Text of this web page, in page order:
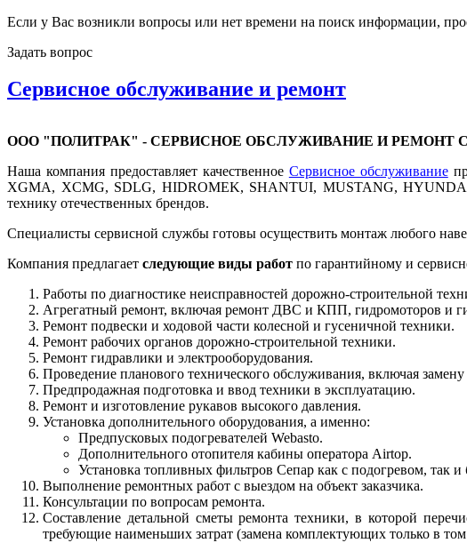
Если у Вас возникли вопросы или нет времени на поиск информации,
Задать вопрос
Сервисное обслуживание и ремонт
ООО "ПОЛИТРАК" - СЕРВИСНОЕ ОБСЛУЖИВАНИЕ И РЕМОНТ
Наша компания предоставляет качественное Сервисное обслуживание
XGMA, XCMG, SDLG, HIDROMEK, SHANTUI, MUSTANG,
технику отечественных брендов.
Специалисты сервисной службы готовы осуществить монтаж любого
Компания предлагает следующие виды работ по гарантийному и
Работы по диагностике неисправностей дорожно-строительной
Агрегатный ремонт, включая ремонт ДВС и КПП, гидромоторов и
Ремонт подвески и ходовой части колесной и гусеничной техники.
Ремонт рабочих органов дорожно-строительной техники.
Ремонт гидравлики и электрооборудования.
Проведение планового технического обслуживания, включая
Предпродажная подготовка и ввод техники в эксплуатацию.
Ремонт и изготовление рукавов высокого давления.
Установка дополнительного оборудования, а именно:
Предпусковых подогревателей Webasto.
Дополнительного отопителя кабины оператора Airtop.
Установка топливных фильтров Сепар как с подогревом, так и
Выполнение ремонтных работ с выездом на объект заказчика.
Консультации по вопросам ремонта.
Составление детальной сметы ремонта техники, в которой
требующие наименьших затрат (замена комплектующих только в